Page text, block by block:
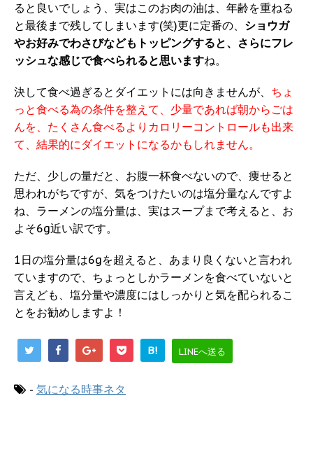
ると良いでしょう、実はこのお肉の油は、年齢を重ねる
と最後まで残してしまいます(笑)更に定番の、 ショウガ
やお好みでわさびなどもトッピングすると、さらにフレ
ッシュな感じで食べられると思いますね。
決して食べ過ぎるとダイエットには向きませんが、 ちょ
っと食べる為の条件を整えて、少量であれば朝からごは
んを、たくさん食べるよりカロリーコントロールも出来
て、結果的にダイエットになるかもしれません。
ただ、少しの量だと、お腹一杯食べないので、痩せると
思われがちですが、気をつけたいのは塩分量なんですよ
ね、ラーメンの塩分量は、実はスープまで考えると、お
よそ6g近い訳です。
1日の塩分量は6gを超えると、あまり良くないと言われ
ていますので、ちょっとしかラーメンを食べていないと
言えども、塩分量や濃度にはしっかりと気を配られるこ
とをお勧めしますよ！
B! LINEへ送る
- 気になる時事ネタ